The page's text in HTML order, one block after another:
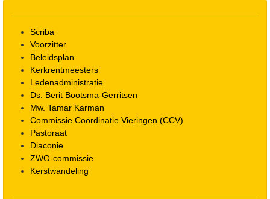
Scriba
Voorzitter
Beleidsplan
Kerkrentmeesters
Ledenadministratie
Ds. Berit Bootsma-Gerritsen
Mw. Tamar Karman
Commissie Coördinatie Vieringen (CCV)
Pastoraat
Diaconie
ZWO-commissie
Kerstwandeling